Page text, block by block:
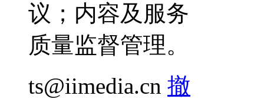
议；内容及服务
质量监督管理。
ts@iimedia.cn 撤